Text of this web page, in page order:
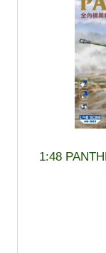
1:48